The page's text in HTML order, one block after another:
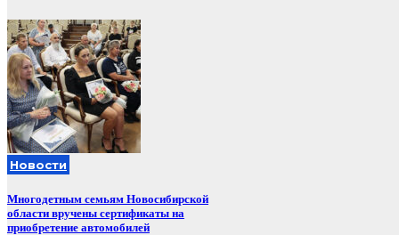
Новости
Многодетным семьям Новосибирской
области вручены сертификаты на
приобретение автомобилей